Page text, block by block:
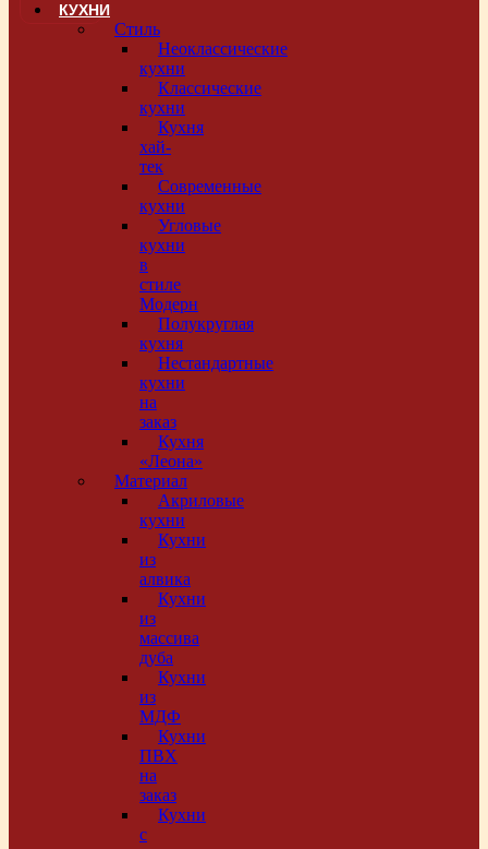
КУХНИ
Стиль
Неоклассические
кухни
Классические
кухни
Кухня
хай-
тек
Современные
кухни
Угловые
кухни
в
стиле
Модерн
Полукруглая
кухня
Нестандартные
кухни
на
заказ
Кухня
«Леона»
Материал
Акриловые
кухни
Кухни
из
алвика
Кухни
из
массива
дуба
Кухни
из
МДФ
Кухни
ПВХ
на
заказ
Кухни
с